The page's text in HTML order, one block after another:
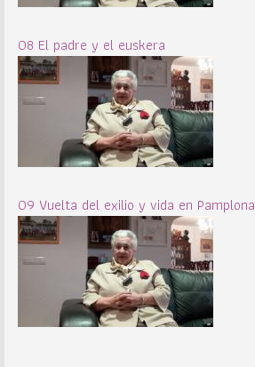
08 El padre y el euskera
09 Vuelta del exilio y vida en Pamplona